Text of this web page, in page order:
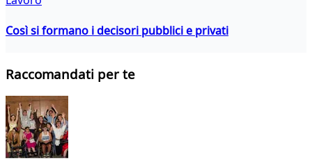
Così si formano i decisori pubblici e privati
Raccomandati per te